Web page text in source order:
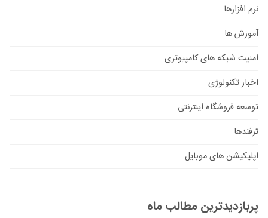
نرم افزارها
آموزش ها
امنیت شبکه های کامپیوتری
اخبار تکنولوژی
توسعه فروشگاه اینترنتی
ترفندها
اپلیکیشن های موبایل
پربازدیدترین مطالب ماه